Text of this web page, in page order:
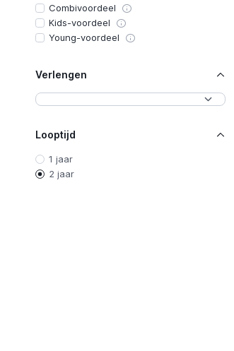
Combivoordeel
Kids-voordeel
Young-voordeel
Verlengen
Looptijd
1 jaar
2 jaar